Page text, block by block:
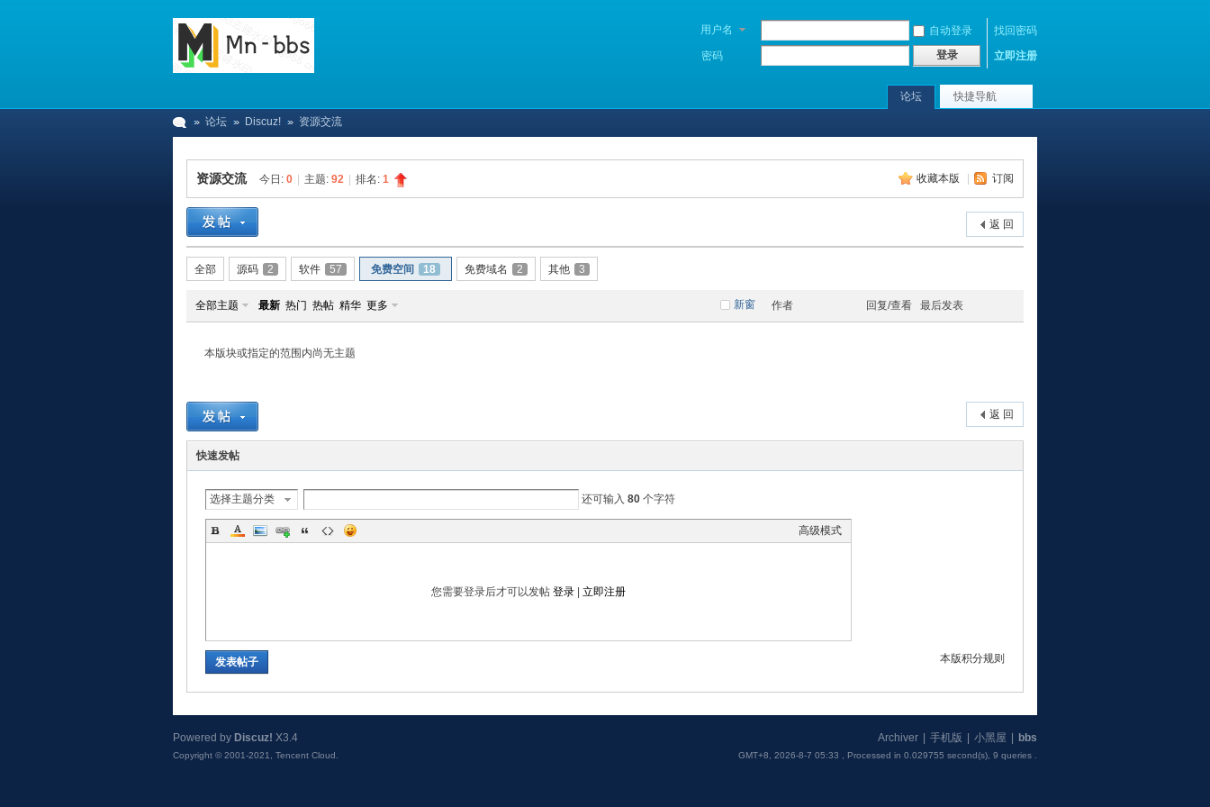
用户名 自动登录
找回密码
密码
登录 立即注册
论坛 快捷导航
»
论坛
›
Discuz!
›
资源交流
收藏本版 订阅
资源交流 今日: 0 主题: 92 排名: 1
返 回
全部 源码 2 软件 57 免费空间 18 免费域名 2 其他 3
新窗
全部主题 最新 热门 热帖 精华 更多 作者 回复/查看 最后发表
本版块或指定的范围内尚无主题
返 回
快速发帖
选择主题分类 还可输入 80 个字符
高级模式
您需要登录后才可以发帖 登录 立即注册
本版积分规则
发表帖子
Archiver 手机版 小黑屋 bbs
GMT+8, 2026-8-7 05:33 , Processed in 0.029755 second(s), 9 queries .
Powered by Discuz! X3.4
Copyright © 2001-2021, Tencent Cloud.